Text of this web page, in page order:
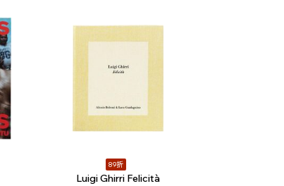
89折
Luigi Ghirri Felicità